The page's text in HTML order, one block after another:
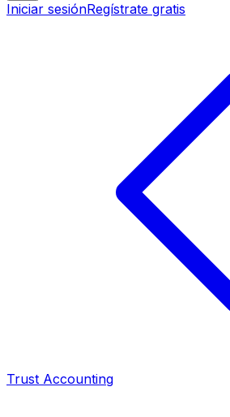
Iniciar sesiónRegístrate gratis
Trust Accounting